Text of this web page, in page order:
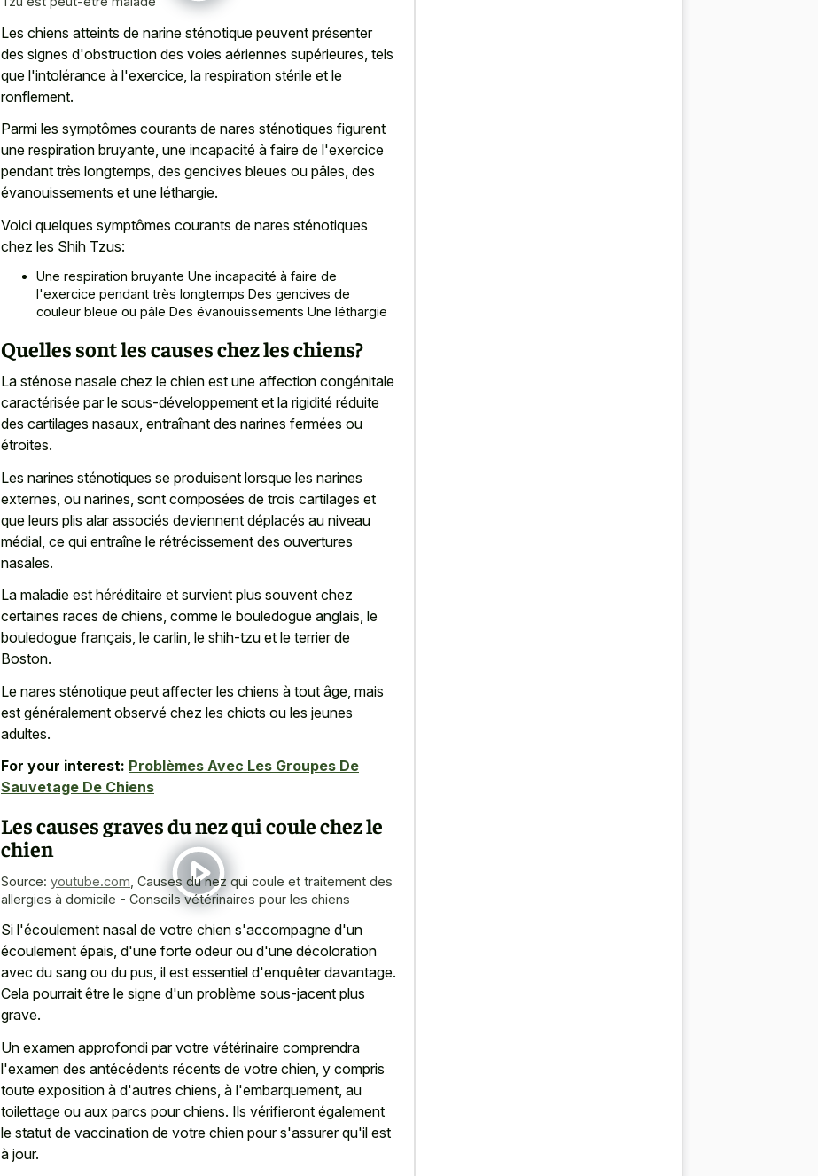
Les chiens atteints de narine sténotique peuvent présenter
des signes d'obstruction des voies aériennes supérieures, tels
que l'intolérance à l'exercice, la respiration stérile et le
ronflement.
Parmi les symptômes courants de nares sténotiques figurent
une respiration bruyante, une incapacité à faire de l'exercice
pendant très longtemps, des gencives bleues ou pâles, des
évanouissements et une léthargie.
Voici quelques symptômes courants de nares sténotiques
chez les Shih Tzus:
Une respiration bruyante Une incapacité à faire de
l'exercice pendant très longtemps Des gencives de
couleur bleue ou pâle Des évanouissements Une léthargie
Quelles sont les causes chez les chiens?
La sténose nasale chez le chien est une affection congénitale
caractérisée par le sous-développement et la rigidité réduite
des cartilages nasaux, entraînant des narines fermées ou
étroites.
Les narines sténotiques se produisent lorsque les narines
externes, ou narines, sont composées de trois cartilages et
que leurs plis alar associés deviennent déplacés au niveau
médial, ce qui entraîne le rétrécissement des ouvertures
nasales.
La maladie est héréditaire et survient plus souvent chez
certaines races de chiens, comme le bouledogue anglais, le
bouledogue français, le carlin, le shih-tzu et le terrier de
Boston.
Le nares sténotique peut affecter les chiens à tout âge, mais
est généralement observé chez les chiots ou les jeunes
adultes.
For your interest: Problèmes Avec Les Groupes De
Sauvetage De Chiens
Les causes graves du nez qui coule chez le
chien
Source: youtube.com Causes du nez qui coule et traitement des
allergies à domicile - Conseils vétérinaires pour les chiens
Si l'écoulement nasal de votre chien s'accompagne d'un
écoulement épais, d'une forte odeur ou d'une décoloration
avec du sang ou du pus, il est essentiel d'enquêter davantage.
Cela pourrait être le signe d'un problème sous-jacent plus
grave.
Un examen approfondi par votre vétérinaire comprendra
l'examen des antécédents récents de votre chien, y compris
toute exposition à d'autres chiens, à l'embarquement, au
toilettage ou aux parcs pour chiens. Ils vérifieront également
le statut de vaccination de votre chien pour s'assurer qu'il est
à jour.